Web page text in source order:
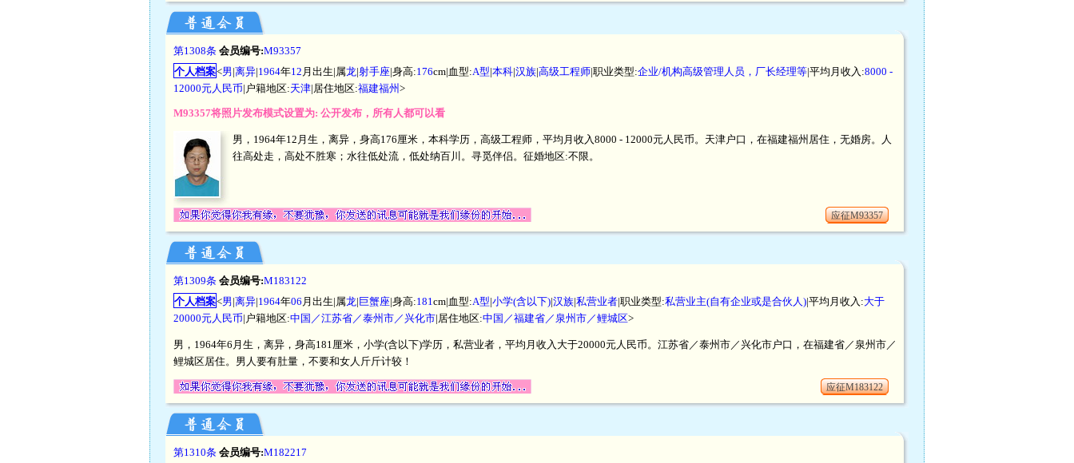
第1308条 会员编号:M93357
个人档案<男|离异|1964年12 月出生|属龙|射手座|身高:176cm|血型:A型|本科|汉族|高级工程师|职业类型:企业/机构高级管理人员，厂长经理等|平均月收入:8000 -
12000元人民币|户籍地区:天津|居住地区:福建福州>
M93357将照片发布模式设置为: 公开发布，所有人都可以看
男，1964年12月生，离异，身高176厘米，本科学历，高级工程师，平均月收入8000 - 12000元人民币。天津户口，在福建福州居住，无婚房。人
往高处走，高处不胜寒；水往低处流，低处纳百川。寻觅伴侣。征婚地区:不限。
应征M93357
第1309条 会员编号:M183122
个人档案<男|离异|1964年06 月出生|属龙|巨蟹座|身高:181 cm|血型:A型|小学(含以下)|汉族|私营业者|职业类型:私营业主(自有企业或是合伙人)|平均月收入:大于
20000元人民币|户籍地区:中国／江苏省／泰州市／兴化市|居住地区:中国／福建省／泉州市／鲤城区>
男，1964年6月生，离异，身高181厘米，小学(含以下)学历，私营业者，平均月收入大于20000元人民币。江苏省／泰州市／兴化市户口，在福建省／泉州市／
鲤城区居住。男人要有肚量，不要和女人斤斤计较！
应征M183122
第1310条 会员编号:M182217